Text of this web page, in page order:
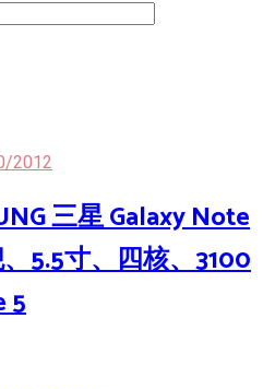
2012
三星 Galaxy Note
5.5寸、四核、3100
5